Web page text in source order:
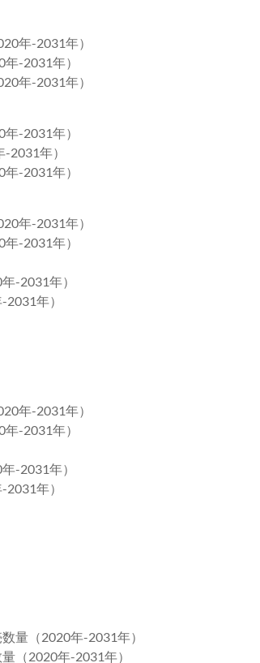
年-2031年）
-2031年）
年-2031年）
-2031年）
2031年）
-2031年）
年-2031年）
-2031年）
-2031年）
年）
年-2031年）
-2031年）
-2031年）
年）
量（2020年-2031年）
（2020年-2031年）